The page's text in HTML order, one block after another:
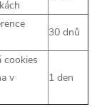
30 dnů
cookies
v
1 den